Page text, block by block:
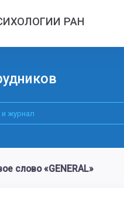
РАН
слово «GENERAL»